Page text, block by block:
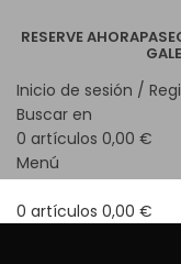
RESERVE AHORA
Inicio de sesión /
Buscar en
0 artículos 0,00 €
Menú
0 artículos 0,00 €